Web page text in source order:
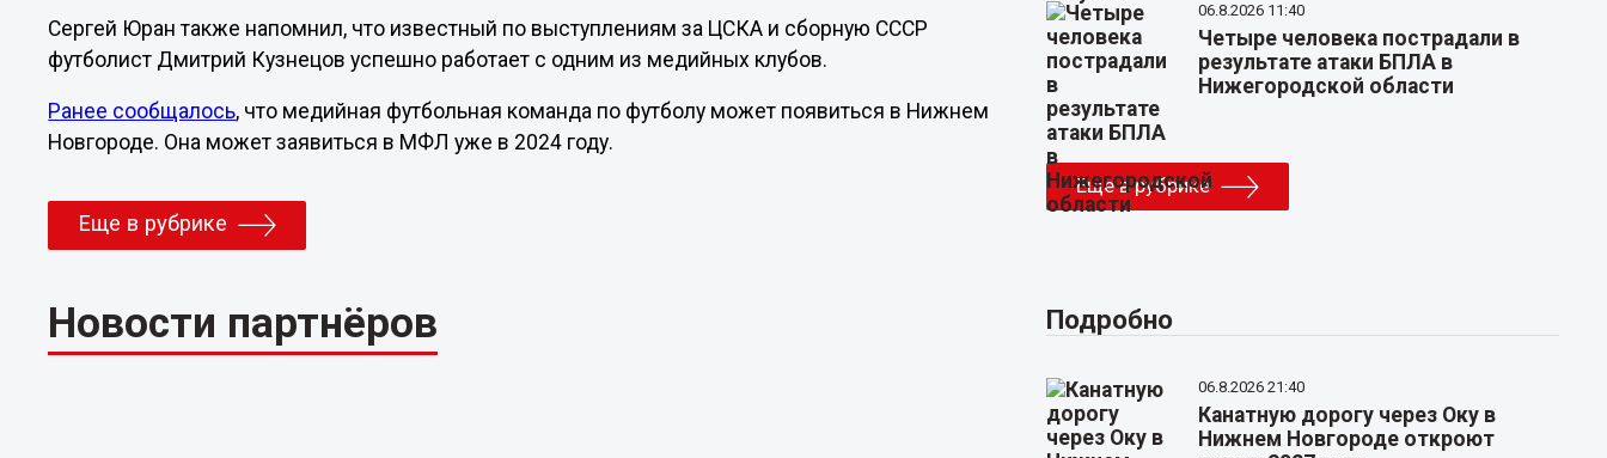
Сергей Юран также напомнил, что известный по выступлениям за ЦСКА и сборную СССР
футболист Дмитрий Кузнецов успешно работает с одним из медийных клубов.
Ранее сообщалось, что медийная футбольная команда по футболу может появиться в Нижнем
Новгороде. Она может заявиться в МФЛ уже в 2024 году.
Еще в рубрике
Новости партнёров
06.8.2026 11:40
Четыре человека пострадали в
результате атаки БПЛА в
Нижегородской области
Еще в рубрике
Подробно
06.8.2026 21:40
Канатную дорогу через Оку в
Нижнем Новгороде откроют